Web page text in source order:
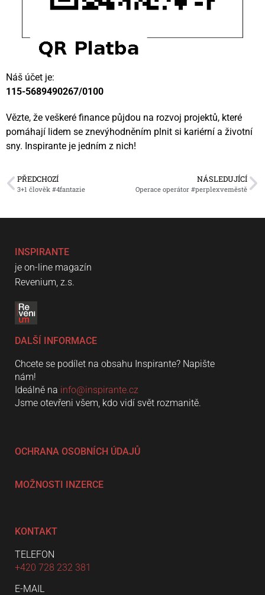
Náš účet je:
115-5689490267/0100
Vězte, že veškeré finance půjdou na rozvoj projektů, které
pomáhají lidem se znevýhodněním plnit si kariérní a životní
sny. Inspirante je jedním z nich!
PŘEDCHOZÍ
3+1 člověk #4fantazie
NÁSLEDUJÍCÍ
Operace operátor #perplexveměstě
INSPIRANTE
je on-line magazín
Revenium, z.s.
DALŠÍ INFORMACE
Chcete se podílet na obsahu Inspirante? Napište
nám!
Ideálně na info@inspirante.cz
Jsme otevřeni všem, kdo vidí svět rozmanitě.
OCHRANA OSOBNÍCH ÚDAJŮ
MOŽNOSTI INZERCE
KONTAKT
TELEFON
+420 728 232 381
E-MAIL